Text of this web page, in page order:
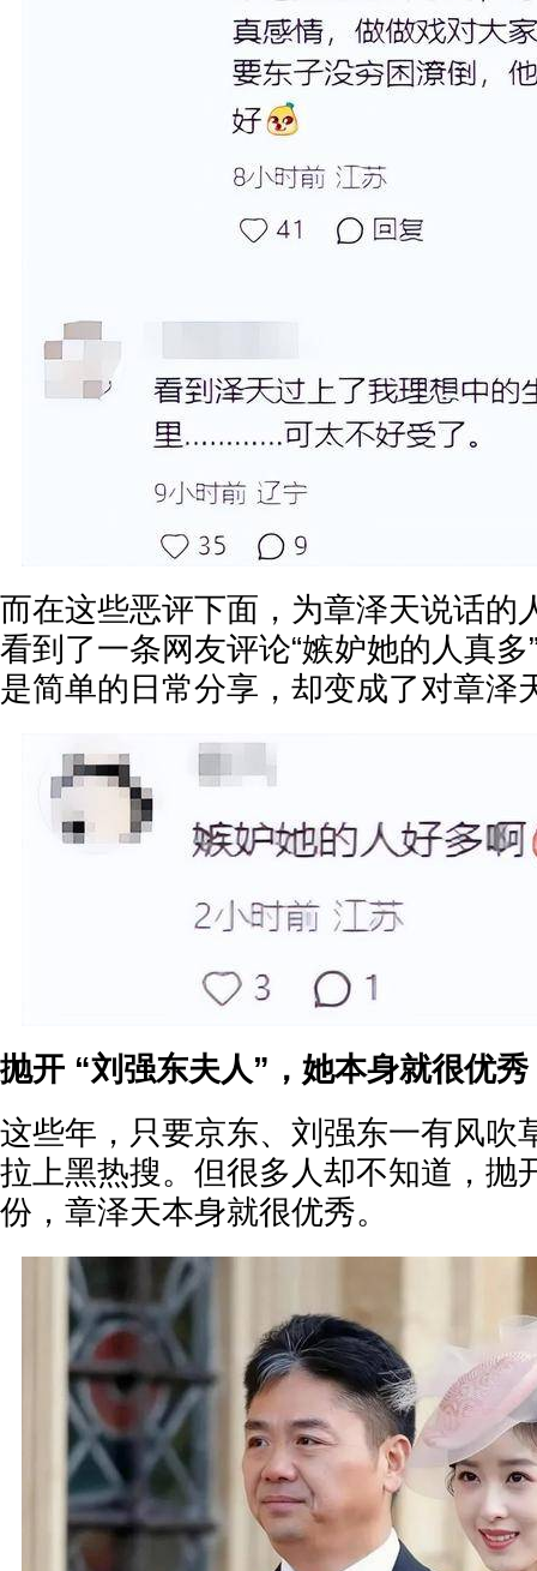
而在这些恶评下面，为章泽天说话的
看到了一条网友评论“嫉妒她的人真
是简单的日常分享，却变成了对章泽
抛开 “刘强东夫人”，她本身就很优秀
这些年，只要京东、刘强东一有风吹
拉上黑热搜。但很多人却不知道，抛
份，章泽天本身就很优秀。